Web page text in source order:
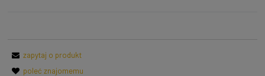
zapytaj o produkt
poleć znajomemu